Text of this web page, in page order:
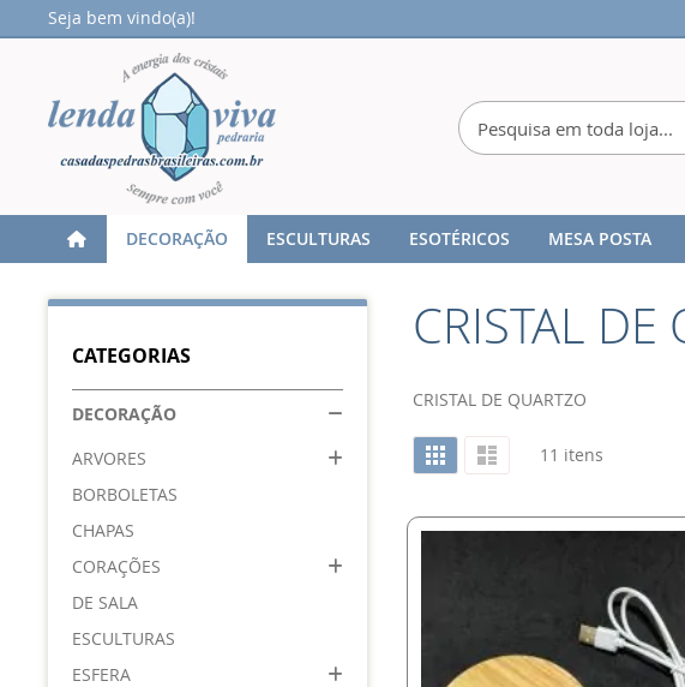
Seja bem vindo(a)!
DECORAÇÃO ESCULTURAS ESOTÉRICOS MESA POSTA
CRISTAL DE
CRISTAL DE QUARTZO
Ver
como
GradeLista 11 itens
CATEGORIAS
DECORAÇÃO
ARVORES
BORBOLETAS
CHAPAS
CORAÇÕES
DE SALA
ESCULTURAS
ESFERA